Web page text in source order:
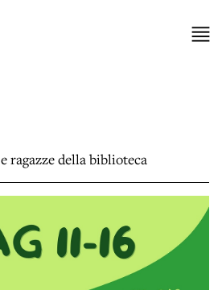
ragazze della biblioteca